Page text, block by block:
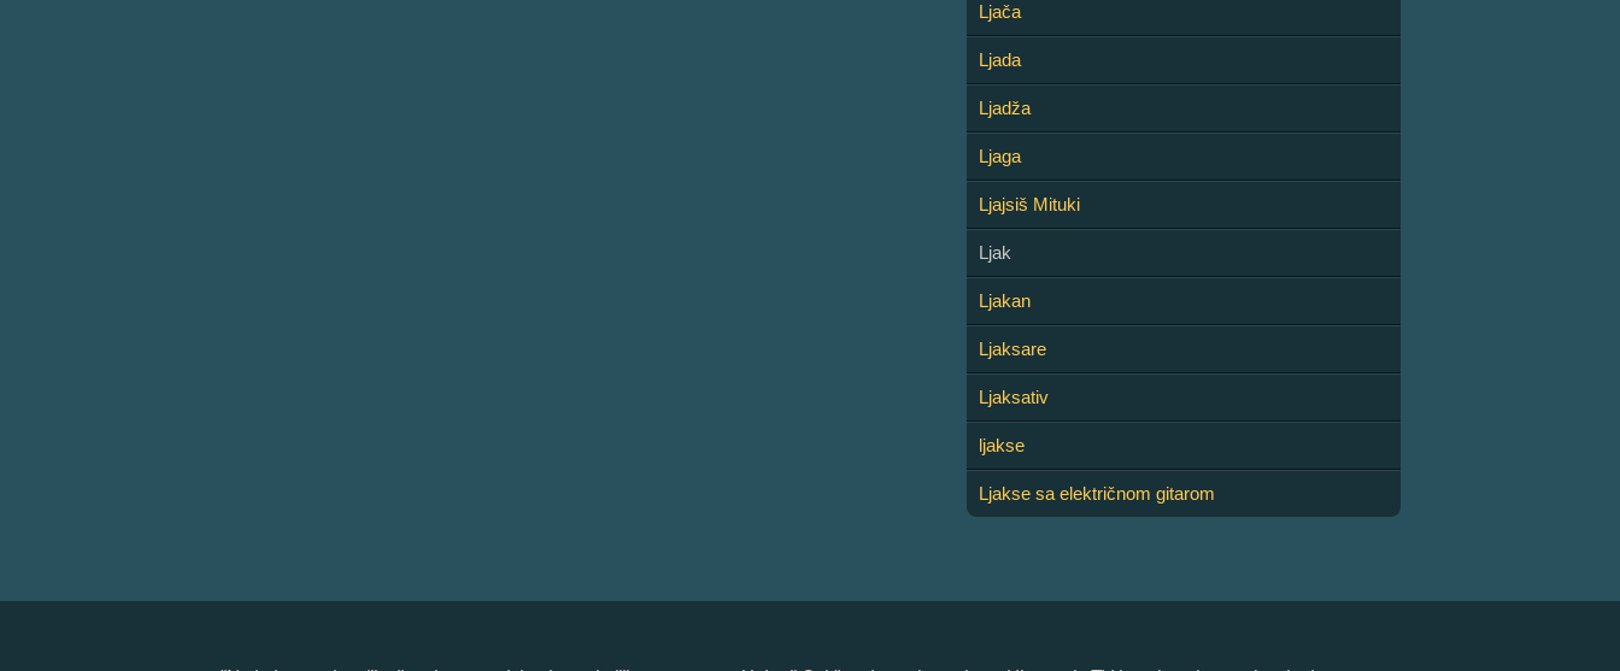
Ljača
Ljada
Ljadža
Ljaga
Ljajsiš Mituki
Ljak
Ljakan
Ljaksare
Ljaksativ
ljakse
Ljakse sa električnom gitarom